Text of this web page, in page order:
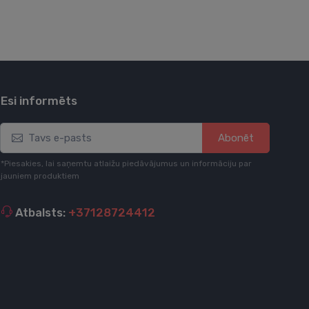
Esi informēts
Abonēt
*Piesakies, lai saņemtu atlaižu piedāvājumus un informāciju par
jauniem produktiem
Atbalsts: +37128724412